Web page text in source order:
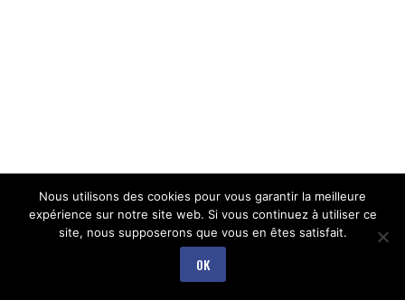
Nous utilisons des cookies pour vous garantir la meilleure
expérience sur notre site web. Si vous continuez à utiliser ce
site, nous supposerons que vous en êtes satisfait.
OK